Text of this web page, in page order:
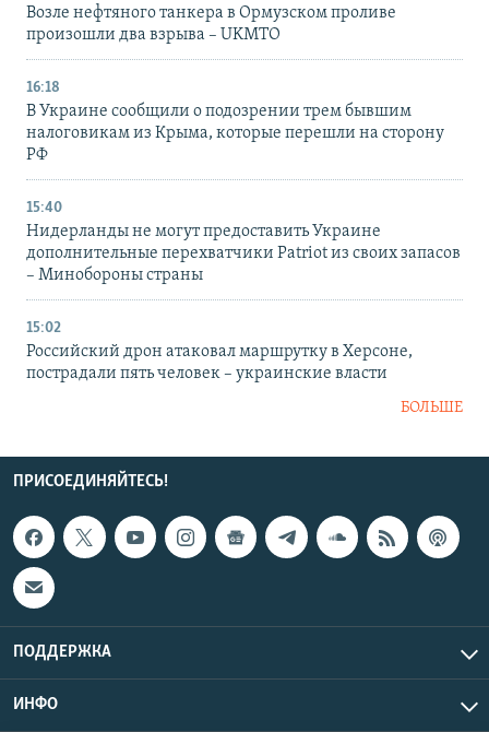
Возле нефтяного танкера в Ормузском проливе
произошли два взрыва – UKMTO
16:18
В Украине сообщили о подозрении трем бывшим
налоговикам из Крыма, которые перешли на сторону
РФ
15:40
Нидерланды не могут предоставить Украине
дополнительные перехватчики Patriot из своих запасов
– Минобороны страны
15:02
Российский дрон атаковал маршрутку в Херсоне,
пострадали пять человек – украинские власти
БОЛЬШЕ
ПРИСОЕДИНЯЙТЕСЬ!
ПОДДЕРЖКА
ИНФО